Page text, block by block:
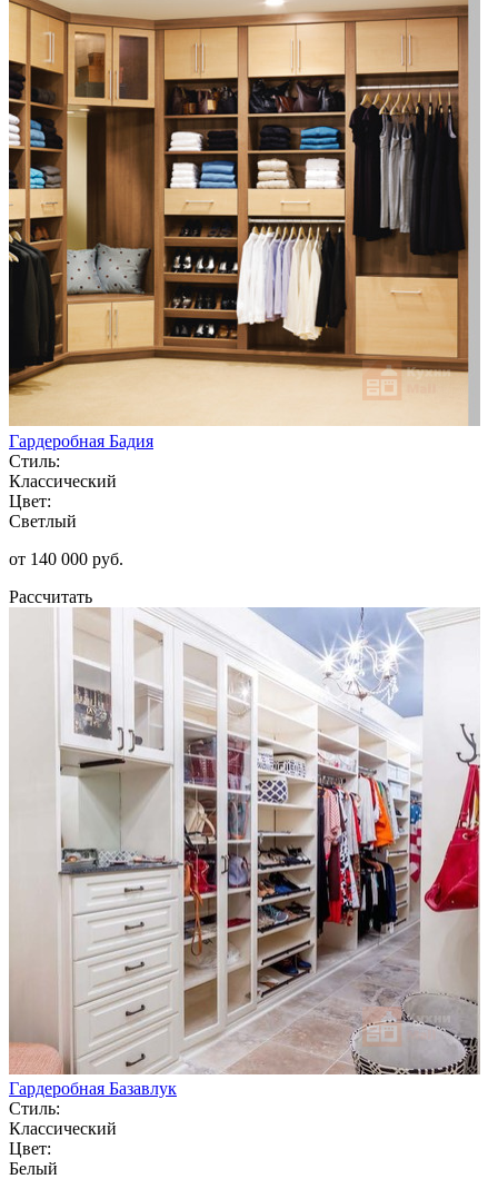
Гардеробная Бадия
Стиль:
Классический
Цвет:
Светлый
от 140 000 руб.
Рассчитать
Гардеробная Базавлук
Стиль:
Классический
Цвет:
Белый